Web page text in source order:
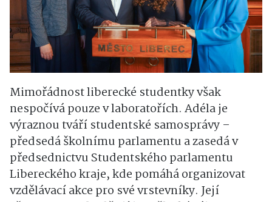
Mimořádnost liberecké studentky však
nespočívá pouze v laboratořích. Adéla je
výraznou tváří studentské samosprávy –
předsedá školnímu parlamentu a zasedá v
předsednictvu Studentského parlamentu
Libereckého kraje, kde pomáhá organizovat
vzdělávací akce pro své vrstevníky. Její